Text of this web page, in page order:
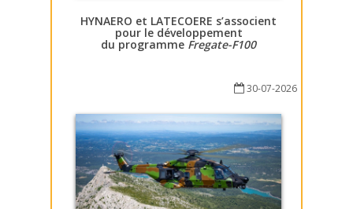
HYNAERO et LATECOERE s’associent
pour le développement
du programme Fregate-F100
30-07-2026